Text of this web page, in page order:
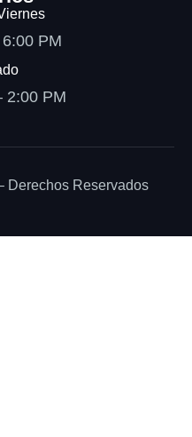
PM
2:00 PM
Derechos Reservados